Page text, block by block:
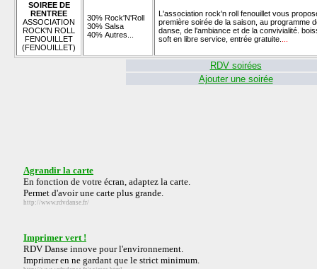
SOIREE DE
RENTREE
ASSOCIATION
ROCK'N ROLL
FENOUILLET
(FENOUILLET)
30% Rock'N'Roll
30% Salsa
40% Autres...
L'association rock'n roll fenouillet vous
première soirée de la saison, au programme
danse, de l'ambiance et de la convivialité.
soft en libre service, entrée gratuite.
RDV soirées
Ajouter une soirée
Agrandir la carte
En fonction de votre écran, adaptez la carte.
Permet d'avoir une carte plus grande.
http://www.rdvdanse.fr/
Imprimer vert !
RDV Danse innove pour l'environnement.
Imprimer en ne gardant que le strict minimum.